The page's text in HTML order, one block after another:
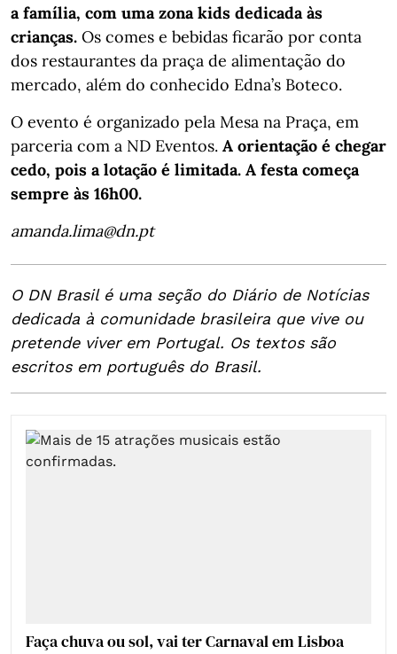
a família, com uma zona kids dedicada às
crianças. Os comes e bebidas ficarão por conta
dos restaurantes da praça de alimentação do
mercado, além do conhecido Edna’s Boteco.
O evento é organizado pela Mesa na Praça, em
parceria com a ND Eventos. A orientação é chegar
cedo, pois a lotação é limitada. A festa começa
sempre às 16h00.
amanda.lima@dn.pt
O DN Brasil é uma seção do Diário de Notícias
dedicada à comunidade brasileira que vive ou
pretende viver em Portugal. Os textos são
escritos em português do Brasil.
Faça chuva ou sol, vai ter Carnaval em Lisboa